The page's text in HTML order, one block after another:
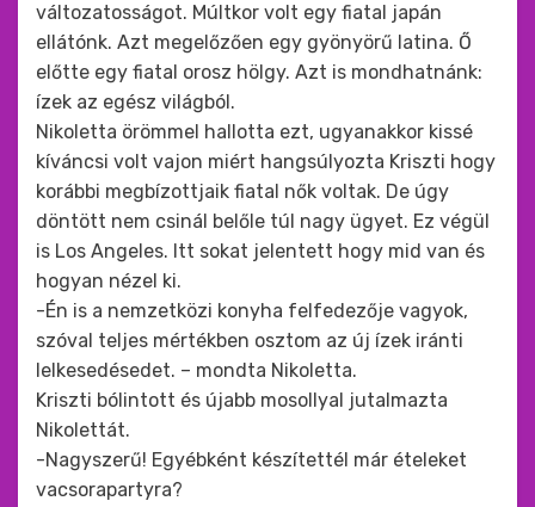
változatosságot. Múltkor volt egy fiatal japán
ellátónk. Azt megelőzően egy gyönyörű latina. Ő
előtte egy fiatal orosz hölgy. Azt is mondhatnánk:
ízek az egész világból.
Nikoletta örömmel hallotta ezt, ugyanakkor kissé
kíváncsi volt vajon miért hangsúlyozta Kriszti hogy
korábbi megbízottjaik fiatal nők voltak. De úgy
döntött nem csinál belőle túl nagy ügyet. Ez végül
is Los Angeles. Itt sokat jelentett hogy mid van és
hogyan nézel ki.
-Én is a nemzetközi konyha felfedezője vagyok,
szóval teljes mértékben osztom az új ízek iránti
lelkesedésedet. – mondta Nikoletta.
Kriszti bólintott és újabb mosollyal jutalmazta
Nikolettát.
-Nagyszerű! Egyébként készítettél már ételeket
vacsorapartyra?